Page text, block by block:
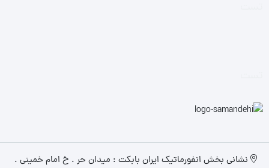
نشانی بخش انفورماتیک ایران بابکت : میدان حر . خ امام خمینی .